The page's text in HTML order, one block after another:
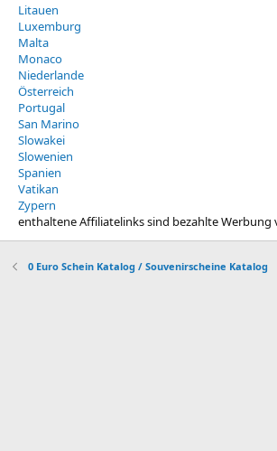
Litauen
Luxemburg
Malta
Monaco
Niederlande
Österreich
Portugal
San Marino
Slowakei
Slowenien
Spanien
Vatikan
Zypern
enthaltene Affiliatelinks sind bezahlte Werbung
0 Euro Schein Katalog / Souvenirscheine Katalog